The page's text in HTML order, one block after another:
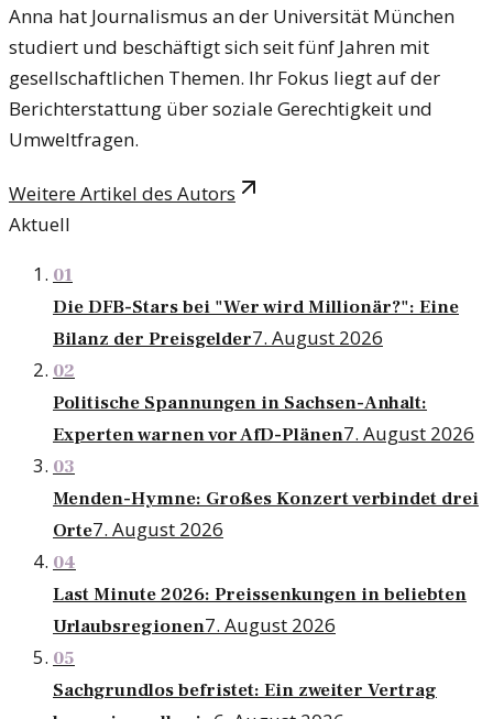
Anna hat Journalismus an der Universität München
studiert und beschäftigt sich seit fünf Jahren mit
gesellschaftlichen Themen. Ihr Fokus liegt auf der
Berichterstattung über soziale Gerechtigkeit und
Umweltfragen.
Weitere Artikel des Autors
Aktuell
01
Die DFB-Stars bei "Wer wird Millionär?": Eine
Bilanz der Preisgelder7. August 2026
02
Politische Spannungen in Sachsen-Anhalt:
Experten warnen vor AfD-Plänen7. August 2026
03
Menden-Hymne: Großes Konzert verbindet drei
Orte7. August 2026
04
Last Minute 2026: Preissenkungen in beliebten
Urlaubsregionen7. August 2026
05
Sachgrundlos befristet: Ein zweiter Vertrag